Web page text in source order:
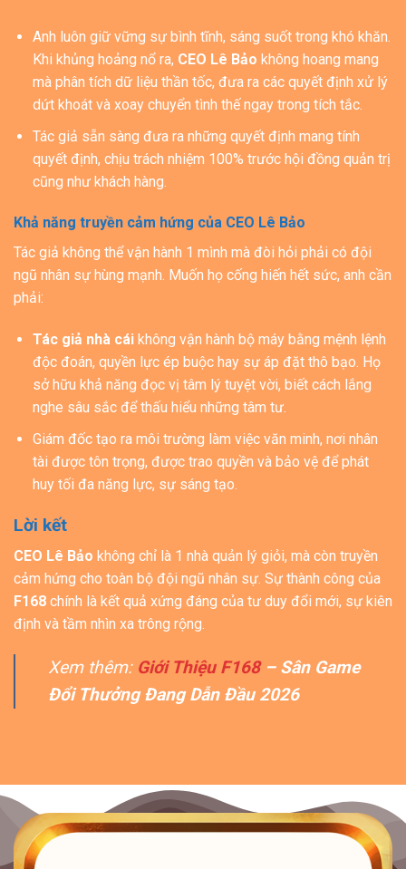
Anh luôn giữ vững sự bình tĩnh, sáng suốt trong khó khăn.
Khi khủng hoảng nổ ra, CEO Lê Bảo không hoang mang
mà phân tích dữ liệu thần tốc, đưa ra các quyết định xử lý
dứt khoát và xoay chuyển tình thế ngay trong tích tắc.
Tác giả sẵn sàng đưa ra những quyết định mang tính
quyết định, chịu trách nhiệm 100% trước hội đồng quản trị
cũng như khách hàng.
Khả năng truyền cảm hứng của CEO Lê Bảo
Tác giả không thể vận hành 1 mình mà đòi hỏi phải có đội
ngũ nhân sự hùng mạnh. Muốn họ cống hiến hết sức, anh cần
phải:
Tác giả nhà cái không vận hành bộ máy bằng mệnh lệnh
độc đoán, quyền lực ép buộc hay sự áp đặt thô bạo. Họ
sở hữu khả năng đọc vị tâm lý tuyệt vời, biết cách lắng
nghe sâu sắc để thấu hiểu những tâm tư.
Giám đốc tạo ra môi trường làm việc văn minh, nơi nhân
tài được tôn trọng, được trao quyền và bảo vệ để phát
huy tối đa năng lực, sự sáng tạo.
Lời kết
CEO Lê Bảo không chỉ là 1 nhà quản lý giỏi, mà còn truyền
cảm hứng cho toàn bộ đội ngũ nhân sự. Sự thành công của
F168 chính là kết quả xứng đáng của tư duy đổi mới, sự kiên
định và tầm nhìn xa trông rộng.
Xem thêm: Giới Thiệu F168– Sân Game
Đổi Thưởng Đang Dẫn Đầu 2026